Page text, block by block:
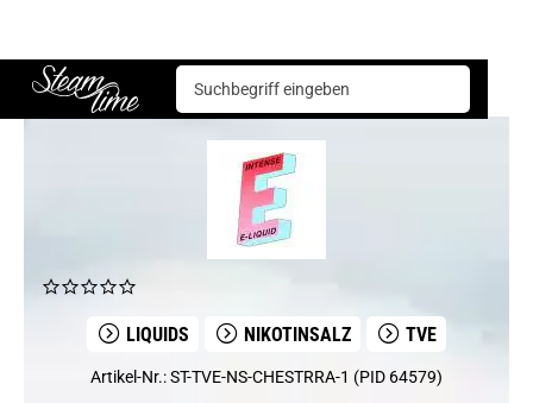
Steam time
TVE TVE E-Intense Cherry Strawberry Raspberry Ice NicSalt Liquid 10ml / 10mg
LIQUIDS NIKOTINSALZ TVE
Artikel-Nr.: ST-TVE-NS-CHESTRRA-1 (PID 64579)